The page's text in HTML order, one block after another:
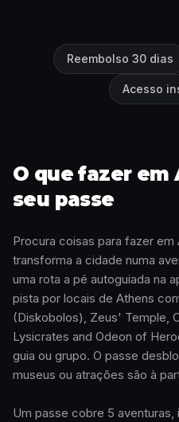
Reembolso 30 dias
Acesso
O que fazer em
seu passe
Procura coisas para fazer
transforma a cidade numa
uma rota a pé autoguiada na
pista por locais de Athens
(Diskobolos), Zeus' Temple,
Lysicrates and Odeon of
guia ou grupo. O passe
museus ou atrações são à
Um passe cobre 5 aventuras,